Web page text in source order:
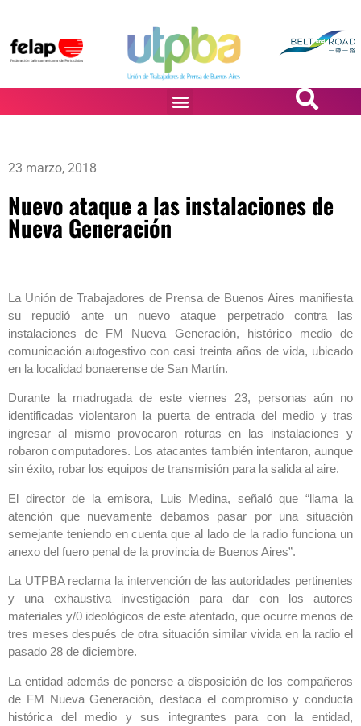
23 marzo, 2018
Nuevo ataque a las instalaciones de
Nueva Generación
La Unión de Trabajadores de Prensa de Buenos Aires manifiesta
su repudió ante un nuevo ataque perpetrado contra las
instalaciones de FM Nueva Generación, histórico medio de
comunicación autogestivo con casi treinta años de vida, ubicado
en la localidad bonaerense de San Martín.
Durante la madrugada de este viernes 23, personas aún no
identificadas violentaron la puerta de entrada del medio y tras
ingresar al mismo provocaron roturas en las instalaciones y
robaron computadores. Los atacantes también intentaron, aunque
sin éxito, robar los equipos de transmisión para la salida al aire.
El director de la emisora, Luis Medina, señaló que “llama la
atención que nuevamente debamos pasar por una situación
semejante teniendo en cuenta que al lado de la radio funciona un
anexo del fuero penal de la provincia de Buenos Aires”.
La UTPBA reclama la intervención de las autoridades pertinentes
y una exhaustiva investigación para dar con los autores
materiales y/0 ideológicos de este atentado, que ocurre menos de
tres meses después de otra situación similar vivida en la radio el
pasado 28 de diciembre.
La entidad además de ponerse a disposición de los compañeros
de FM Nueva Generación, destaca el compromiso y conducta
histórica del medio y sus integrantes para con la entidad,